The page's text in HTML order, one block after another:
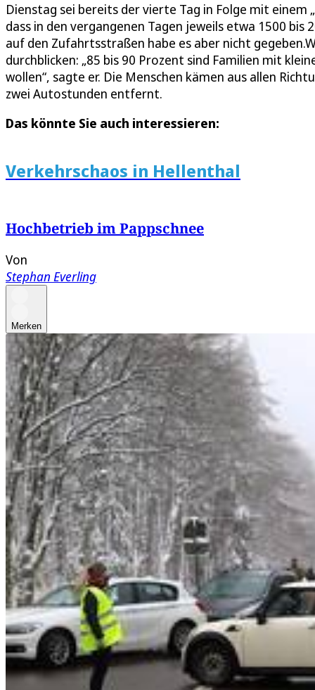
Dienstag sei bereits der vierte Tag in Folge mit
dass in den vergangenen Tagen jeweils etwa 1500 bis
auf den Zufahrtsstraßen habe es aber nicht
durchblicken: „85 bis 90 Prozent sind Familien mit
wollen“, sagte er. Die Menschen kämen aus allen
zwei Autostunden entfernt.
Das könnte Sie auch interessieren:
Verkehrschaos in Hellenthal
Hochbetrieb im Pappschnee
Von
Stephan Everling
Merken